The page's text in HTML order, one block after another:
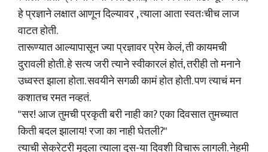
हे प्रज्ञाने लक्षात आणून दिल्यावर , त्याला आता स्वतःचीच लाज
वाटत होती.
तारूण्यात आल्यापासून ज्या प्रज्ञावर प्रेम केलं, ती कायमची
दुरावली होती. हे सत्य जरी त्याने स्वीकारलं होतं, तरीही तो मनाने
उध्वस्त झाला होता. सवयीने सगळी कामं होत होती. पण त्याचं मन
कशातच रमत नव्हतं.
"सर! आज तुमची प्रकृती बरी नाही का? एका दिवसात तुमच्यात
किती बदल झालाय! रजा का नाही घेतली?"
त्याची सेक्रेटरी मृदुला त्याला दुस-या दिवशी विचारू लागली. नेहमी